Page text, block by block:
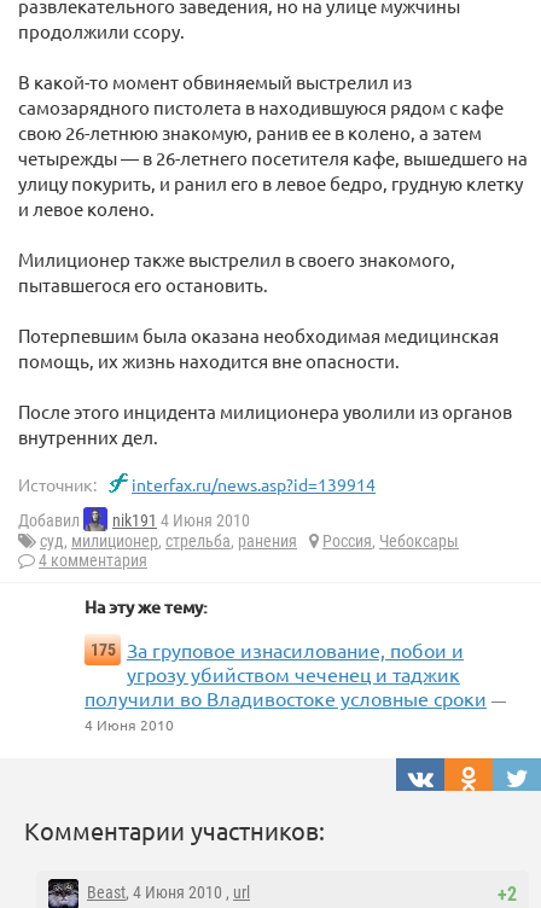
развлекательного заведения, но на улице мужчины
продолжили ссору.
В какой-то момент обвиняемый выстрелил из
самозарядного пистолета в находившуюся рядом с кафе
свою 26-летнюю знакомую, ранив ее в колено, а затем
четырежды — в 26-летнего посетителя кафе, вышедшего на
улицу покурить, и ранил его в левое бедро, грудную клетку
и левое колено.
Милиционер также выстрелил в своего знакомого,
пытавшегося его остановить.
Потерпевшим была оказана необходимая медицинская
помощь, их жизнь находится вне опасности.
После этого инцидента милиционера уволили из органов
внутренних дел.
Источник: interfax.ru/news.asp?id=139914
Добавил nik191 4 Июня 2010
суд, милиционер, стрельба, ранения Россия, Чебоксары
4 комментария
На эту же тему:
175 За груповое изнасилование, побои и
угрозу убийством чеченец и таджик
получили во Владивостоке условные сроки —
4 Июня 2010
Комментарии участников:
+2
Beast, 4 Июня 2010 , url